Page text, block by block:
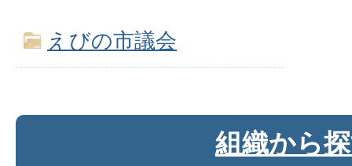
えびの市議会
組織から